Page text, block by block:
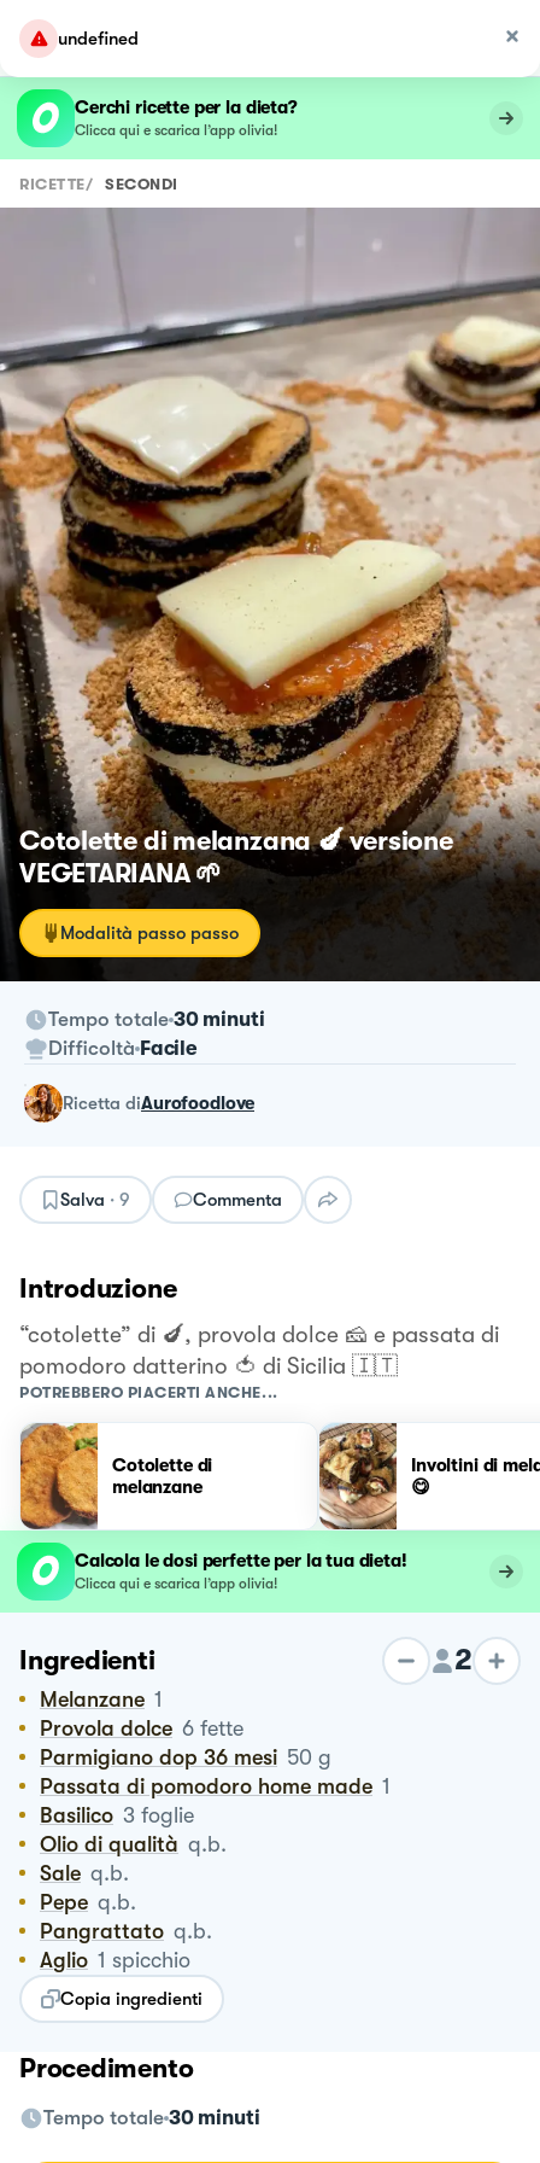
undefined
Cerchi ricette per la dieta?
Clicca qui e scarica l’app olivia!
RICETTE/ SECONDI
Cotolette di melanzana 🍆 versione
VEGETARIANA 🌱
Modalità passo passo
Tempo totale 30 minuti
Difficoltà Facile
ricetta diAurofoodlove
Salva · 9 Commenta
Introduzione
“cotolette” di 🍆, provola dolce 🧀 e passata di
pomodoro datterino 🍅 di Sicilia 🇮🇹
POTREBBERO PIACERTI ANCHE...
Cotolette di
melanzane
Involtini di
😋
Calcola le dosi perfette per la tua dieta!
Clicca qui e scarica l’app olivia!
Ingredienti 2
Melanzane 1
Provola dolce 6 fette
Parmigiano dop 36 mesi 50 g
Passata di pomodoro home made 1
Basilico 3 foglie
Olio di qualità q.b.
Sale q.b.
Pepe q.b.
Pangrattato q.b.
Aglio 1 spicchio
Copia ingredienti
Procedimento
Tempo totale 30 minuti